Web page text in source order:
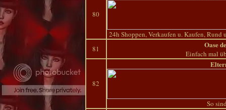
80
24h Shoppen, Verkaufen u. Kaufen,
81
Oase
Einfach mal
82
So